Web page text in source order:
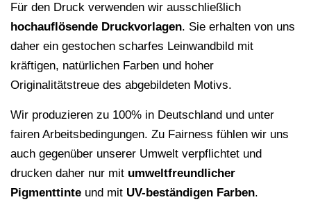
Für den Druck verwenden wir ausschließlich
hochauflösende Druckvorlagen. Sie erhalten von uns
daher ein gestochen scharfes Leinwandbild mit
kräftigen, natürlichen Farben und hoher
Originalitätstreue des abgebildeten Motivs.
Wir produzieren zu 100% in Deutschland und unter
fairen Arbeitsbedingungen. Zu Fairness fühlen wir uns
auch gegenüber unserer Umwelt verpflichtet und
drucken daher nur mit umweltfreundlicher
Pigmenttinte und mit UV-beständigen Farben.